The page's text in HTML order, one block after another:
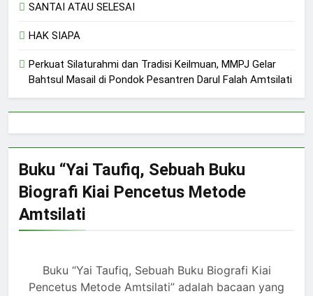
SANTAI ATAU SELESAI
HAK SIAPA
Perkuat Silaturahmi dan Tradisi Keilmuan, MMPJ Gelar
Bahtsul Masail di Pondok Pesantren Darul Falah Amtsilati
Buku “Yai Taufiq, Sebuah Buku
Biografi Kiai Pencetus Metode
Amtsilati
Buku “Yai Taufiq, Sebuah Buku Biografi Kiai
Pencetus Metode Amtsilati” adalah bacaan yang